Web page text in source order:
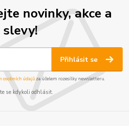
novinky, akce a
slevy!
Přihlásit se
osobních údajůza účelem rozesílky newsletteru.
se kdykoli odhlásit.